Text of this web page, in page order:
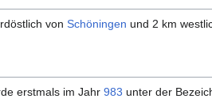
von Schöningen und 2 km
erstmals im Jahr 983 unter der